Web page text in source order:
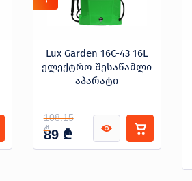
Lux Garden 16C-43 16L
ელექტრო შესაწამლი
აპარატი
108.15
₾
89 ₾